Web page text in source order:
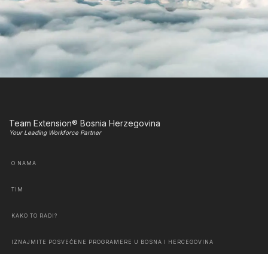
Team Extension® Bosnia Herzegovina
Your Leading Workforce Partner
O NAMA
TIM
KAKO TO RADI?
IZNAJMITE POSVEĆENE PROGRAMERE U BOSNA I HERCEGOVINA